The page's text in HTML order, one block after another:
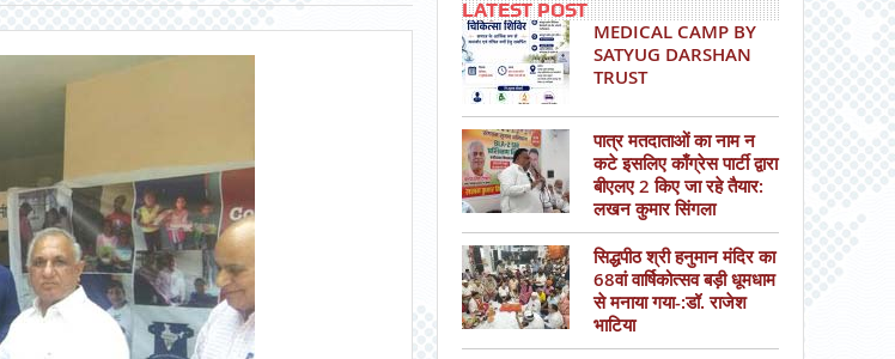
LATEST POST
MEDICAL CAMP BY
SATYUG DARSHAN
TRUST
पात्र मतदाताओं का नाम न
कटे इसलिए काँग्रेस पार्टी द्वारा
बीएलए 2 किए जा रहे तैयार:
लखन कुमार सिंगला
सिद्धपीठ श्री हनुमान मंदिर का
68वां वार्षिकोत्सव बड़ी धूमधाम
से मनाया गया-:डॉ. राजेश
भाटिया